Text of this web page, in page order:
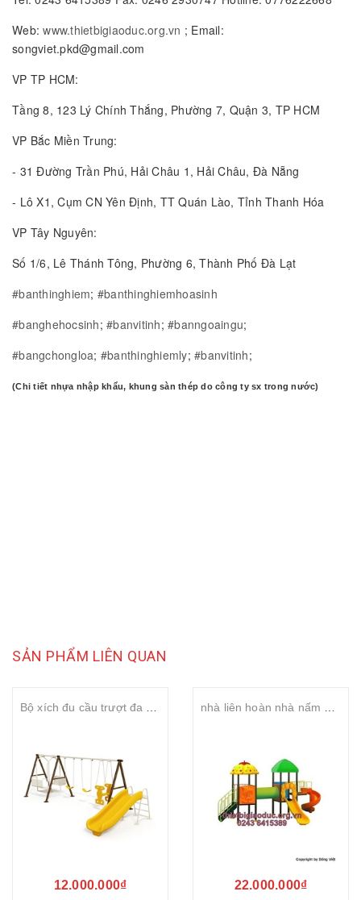
Web:www.thietbigiaoduc.org.vn ; Email:
songviet.pkd@gmail.com
VP TP HCM:
Tầng 8, 123 Lý Chính Thắng, Phường 7, Quận 3, TP HCM
VP Bắc Miền Trung:
- 31 Đường Trần Phú, Hải Châu 1, Hải Châu, Đà Nẵng
- Lô X1, Cụm CN Yên Định, TT Quán Lào, Tỉnh Thanh Hóa
VP Tây Nguyên:
Số 1/6, Lê Thánh Tông, Phường 6, Thành Phố Đà Lạt
#banthinghiem; #banthinghiemhoasinh
#banghehocsinh; #banvitinh; #banngoaingu;
#bangchongloa; #banthinghiemly; #banvitinh;
(Chi tiết nhựa nhập khẩu, khung sàn thép do công ty sx trong nước)
SẢN PHẨM LIÊN QUAN
12.000.000₫ 22.000.000₫